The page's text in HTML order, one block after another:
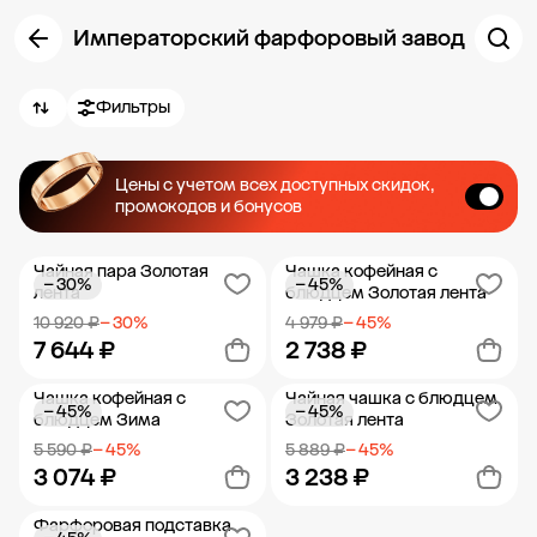
Императорский фарфоровый завод
Фильтры
Цены с учетом всех доступных скидок,
промокодов и бонусов
Чайная пара Золотая
лента
10 920 ₽− 30%
7 644 ₽
− 30%
Добавить в корзину
Чашка кофейная с
блюдцем Золотая лента
4 979 ₽− 45%
2 738 ₽
− 45%
Добавить в корзину
Чашка кофейная с
блюдцем Зима
5 590 ₽− 45%
3 074 ₽
− 45%
Чайная чашка с блюдцем
Золотая лента
5 889 ₽− 45%
3 238 ₽
− 45%
Фарфоровая подставка